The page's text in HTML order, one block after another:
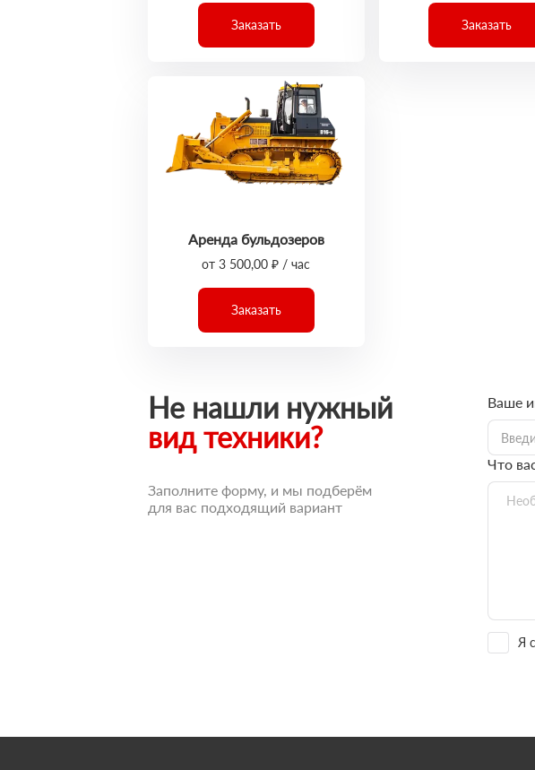
Заказать Заказать
Аренда бульдозеров
от 3 500,00 ₽ / час
Заказать
Не нашли нужный
вид техники?
Заполните форму, и мы подберём
для вас подходящий вариант
Ваше
Что
Я